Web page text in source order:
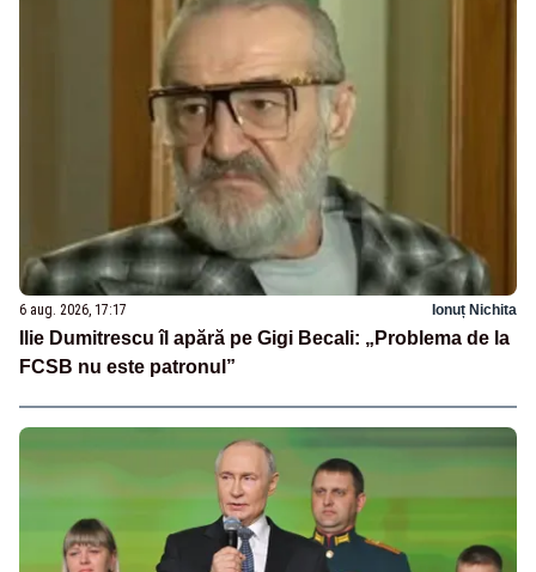
6 aug. 2026, 17:17 Ionuț Nichita
Ilie Dumitrescu îl apără pe Gigi Becali: „Problema de la
FCSB nu este patronul”